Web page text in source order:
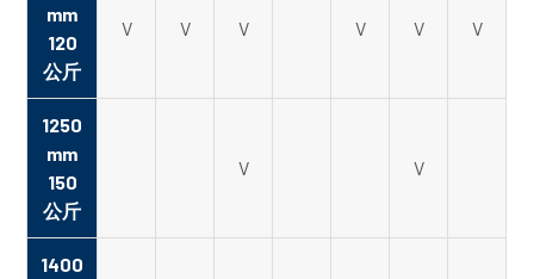
mm
120
公斤
V V V V V V
1250
mm
150
公斤
V V
1400